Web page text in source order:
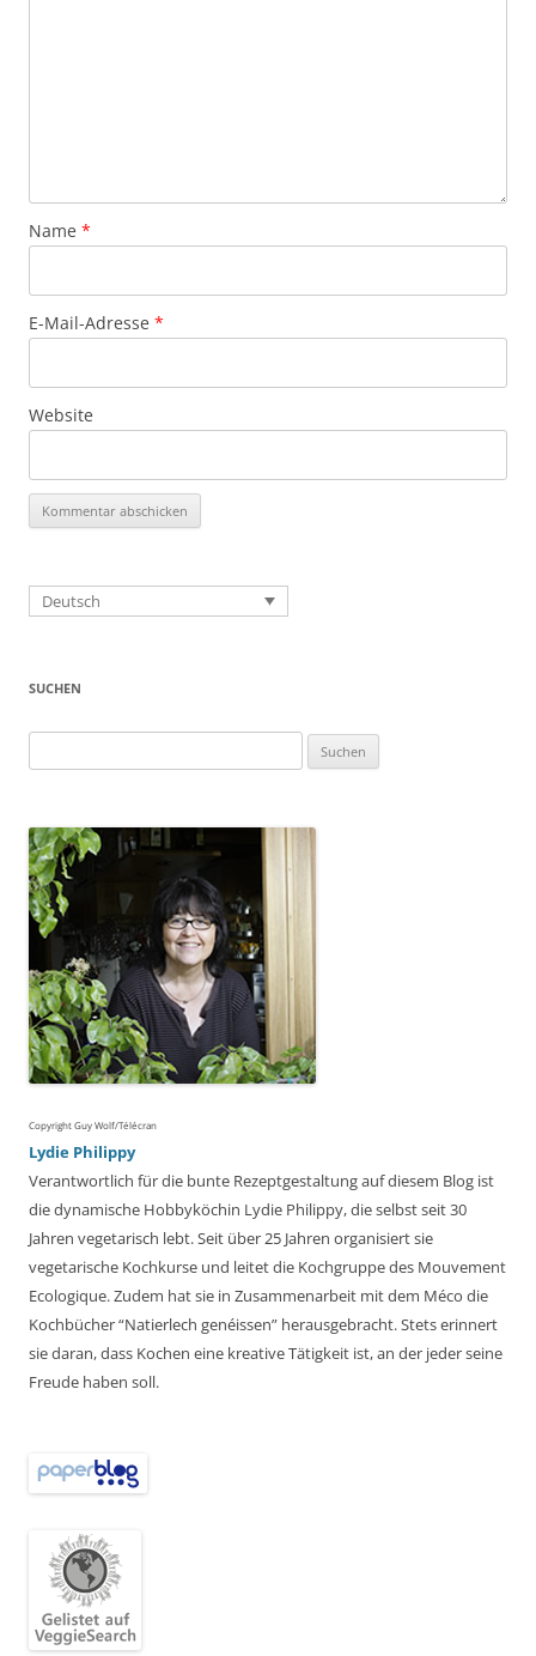
Name *
E-Mail-Adresse *
Website
Deutsch
SUCHEN
nach:
Copyright Guy Wolf/Télécran
Lydie Philippy
Verantwortlich für die bunte Rezeptgestaltung auf diesem Blog ist
die dynamische Hobbyköchin Lydie Philippy, die selbst seit 30
Jahren vegetarisch lebt. Seit über 25 Jahren organisiert sie
vegetarische Kochkurse und leitet die Kochgruppe des Mouvement
Ecologique. Zudem hat sie in Zusammenarbeit mit dem Méco die
Kochbücher “Natierlech genéissen” herausgebracht. Stets erinnert
sie daran, dass Kochen eine kreative Tätigkeit ist, an der jeder seine
Freude haben soll.